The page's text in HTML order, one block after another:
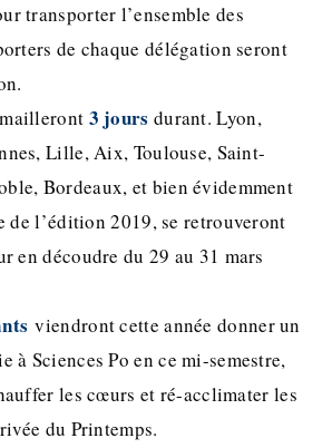
transporter l’ensemble des
de chaque délégation seront
3 jours durant. Lyon,
Lille, Aix, Toulouse, Saint-
Bordeaux, et bien évidemment
de l’édition 2019, se retrouveront
en découdre du 29 au 31 mars
viendront cette année donner un
à Sciences Po en ce mi-semestre,
les cœurs et ré-acclimater les
du Printemps.